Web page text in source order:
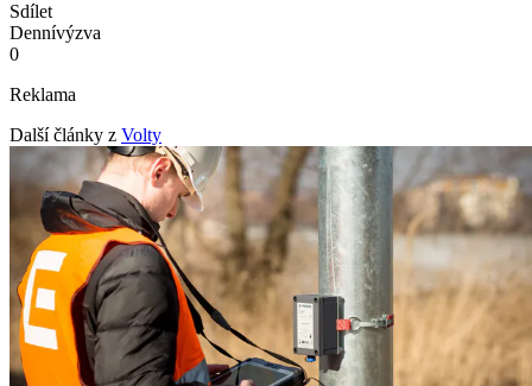
Sdílet
Dennívýzva
0
Reklama
Další články z Volty